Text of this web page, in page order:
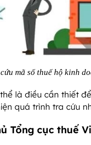
mã số thuế hộ kinh
là điều cần thiết
quá trình tra cứu
Tổng cục thuế